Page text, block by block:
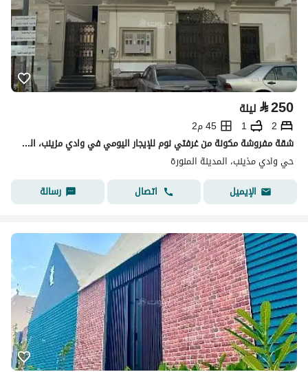
⃁250 ليلة
2
1
45 م2
شقة مفروشة مكونة من غرفتي نوم للإيجار اليومي في وادي مزينب، المدينة المنورة
حي وادي مذينب، المدينة المنورة
الإيميل
اتصال رسالة